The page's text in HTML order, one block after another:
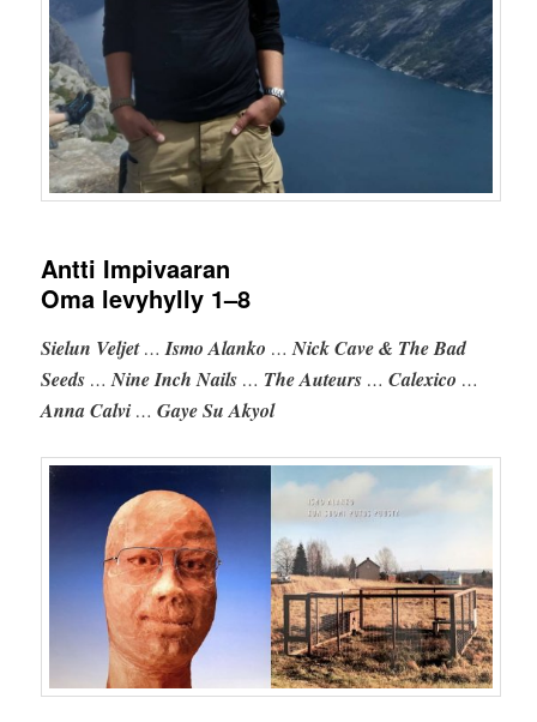
Antti Impivaaran
Oma levyhylly 1–8
Sielun Veljet…Ismo Alanko …Nick Cave & The Bad
Seeds …Nine Inch Nails … The Auteurs …Calexico …
Anna Calvi …Gaye Su Akyol